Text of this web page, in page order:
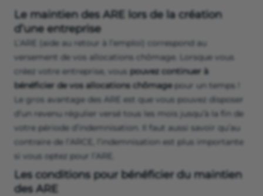
Le maintien des ARE lors de la création
d’une entreprise
L’ARE (aide au retour à l’emploi) correspond au
versement de vos allocations chômage. Lorsque vous
créez votre entreprise, vous pouvez continuer à
bénéficier de vos allocations chômagepour un temps !
Le gros avantage des ARE est que vous pouvez disposer
d’un revenu régulier versé tous les mois jusqu’à la fin de
votre période d’indemnisation. Il faut aussi savoir qu’au
contraire de l’ARCE, l’indemnisation est plus importante
si vous optez pour l’ARE.
Les conditions pour bénéficier du maintien
des ARE